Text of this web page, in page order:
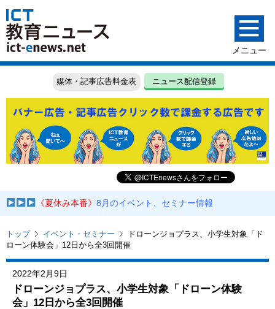
媒体・記事広告料金表 ニュース配信登録
《夏休み本番》8月のイベント、セミナー情報
トップ イベント・セミナー
ドローンジョプラス、小学生対象「ド
ローン体験会」12日から全3回開催
2022年2月9日
ドローンジョプラス、小学生対象「ドローン体験
会」12日から全3回開催